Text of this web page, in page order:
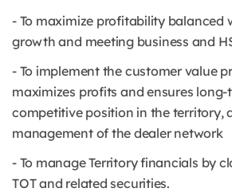
- To maximize profitability balanced
growth and meeting business and
- To implement the customer value
maximizes profits and ensures
competitive position in the territory,
management of the dealer network
- To manage Territory financials by
TOT and related securities.